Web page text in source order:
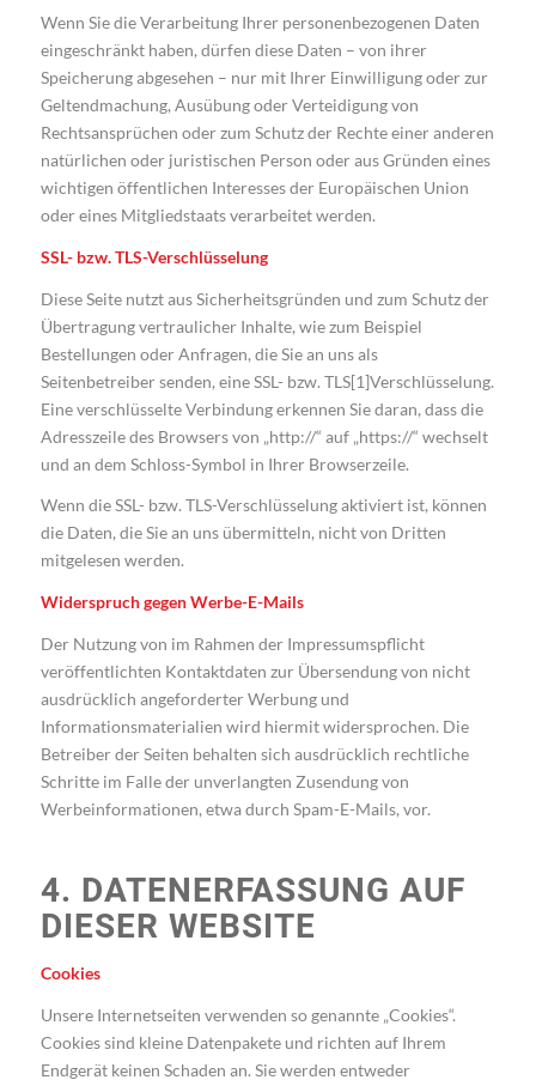
Wenn Sie die Verarbeitung Ihrer personenbezogenen Daten
eingeschränkt haben, dürfen diese Daten – von ihrer
Speicherung abgesehen – nur mit Ihrer Einwilligung oder zur
Geltendmachung, Ausübung oder Verteidigung von
Rechtsansprüchen oder zum Schutz der Rechte einer anderen
natürlichen oder juristischen Person oder aus Gründen eines
wichtigen öffentlichen Interesses der Europäischen Union
oder eines Mitgliedstaats verarbeitet werden.
SSL- bzw. TLS-Verschlüsselung
Diese Seite nutzt aus Sicherheitsgründen und zum Schutz der
Übertragung vertraulicher Inhalte, wie zum Beispiel
Bestellungen oder Anfragen, die Sie an uns als
Seitenbetreiber senden, eine SSL- bzw. TLS[1]Verschlüsselung.
Eine verschlüsselte Verbindung erkennen Sie daran, dass die
Adresszeile des Browsers von „http://“ auf „https://“ wechselt
und an dem Schloss-Symbol in Ihrer Browserzeile.
Wenn die SSL- bzw. TLS-Verschlüsselung aktiviert ist, können
die Daten, die Sie an uns übermitteln, nicht von Dritten
mitgelesen werden.
Widerspruch gegen Werbe-E-Mails
Der Nutzung von im Rahmen der Impressumspflicht
veröffentlichten Kontaktdaten zur Übersendung von nicht
ausdrücklich angeforderter Werbung und
Informationsmaterialien wird hiermit widersprochen. Die
Betreiber der Seiten behalten sich ausdrücklich rechtliche
Schritte im Falle der unverlangten Zusendung von
Werbeinformationen, etwa durch Spam-E-Mails, vor.
4. DATENERFASSUNG AUF
DIESER WEBSITE
Cookies
Unsere Internetseiten verwenden so genannte „Cookies“.
Cookies sind kleine Datenpakete und richten auf Ihrem
Endgerät keinen Schaden an. Sie werden entweder